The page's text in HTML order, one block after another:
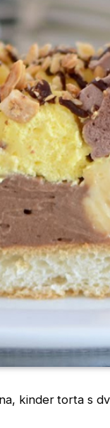
kinder torta s